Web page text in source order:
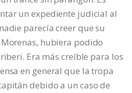
un expediente judicial al
parecía creer que su
hubiera podido
Era más creíble para los
en general que la tropa
debido a un caso de